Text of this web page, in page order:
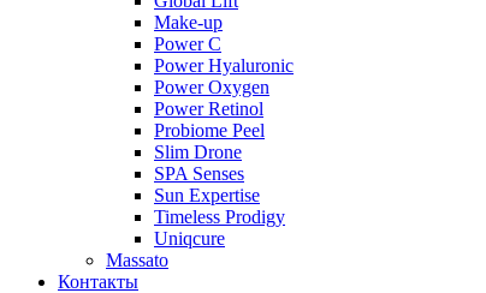
Make-up
Power C
Power Hyaluronic
Power Oxygen
Power Retinol
Probiome Peel
Slim Drone
SPA Senses
Sun Expertise
Timeless Prodigy
Uniqcure
Massato
Контакты